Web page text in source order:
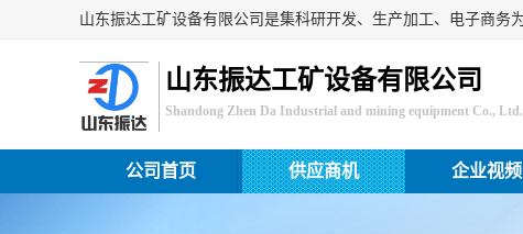
山东振达工矿设备有限公司
Shandong Zhen Da Industrial and mining equipment Co., Ltd.
公司首页 供应商机 企业视频